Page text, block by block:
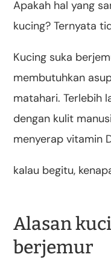
Apakah hal yang
kucing? Ternyata
Kucing suka
membutuhkan
matahari. Terlebih
dengan kulit
menyerap vitamin
kalau begitu,
Alasan
berjemur